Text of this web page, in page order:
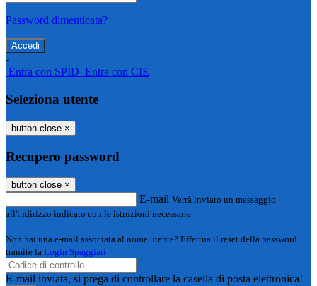
Password dimenticata?
-
Entra con SPID Entra con CIE
Seleziona utente
button close ×
Recupero password
button close ×
E-mail Verrà inviato un messaggio
all'indirizzo indicato con le istruzioni necessarie.
Non hai una e-mail associata al nome utente? Effettua il reset della password
tramite la Login Spaggiari
E-mail inviata, si prega di controllare la casella di posta elettronica!